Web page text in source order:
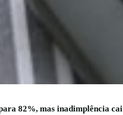
82%, mas inadimplência cai